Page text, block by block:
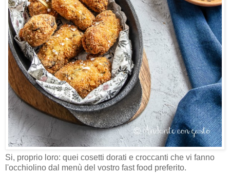
Si, proprio loro: quei cosetti dorati e croccanti che vi fanno
l'occhiolino dal menù del vostro fast food preferito.